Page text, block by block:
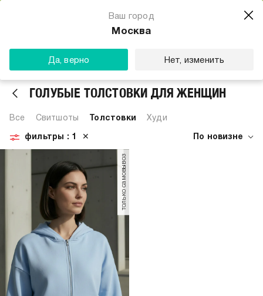
Ваш город
Москва
Да, верно Нет, изменить
ГОЛУБЫЕ ТОЛСТОВКИ ДЛЯ ЖЕНЩИН
Все Свитшоты Толстовки Худи
По новизне
фильтры : 1 ✕
только самовывоз
Магазин одежды для тебя